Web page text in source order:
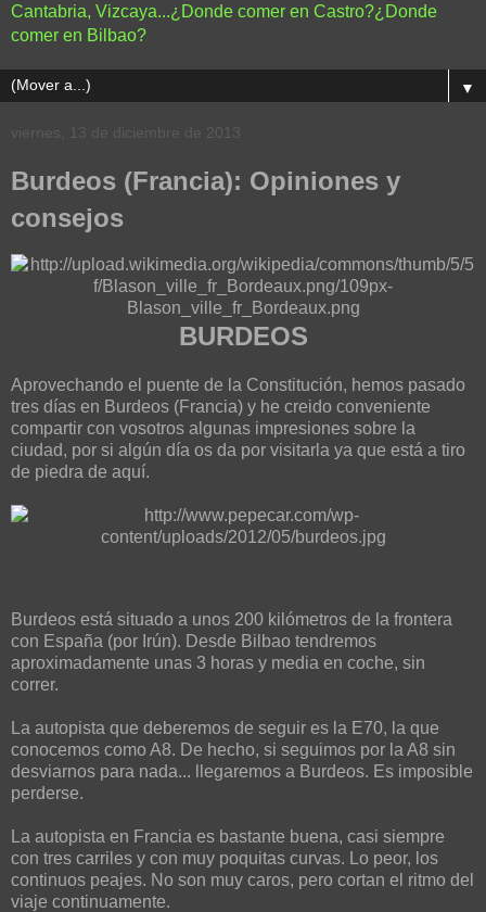
Cantabria, Vizcaya...¿Donde comer en Castro?¿Donde
comer en Bilbao?
▼
viernes, 13 de diciembre de 2013
Burdeos (Francia): Opiniones y
consejos
BURDEOS
Aprovechando el puente de la Constitución, hemos pasado
tres días en Burdeos (Francia) y he creido conveniente
compartir con vosotros algunas impresiones sobre la
ciudad, por si algún día os da por visitarla ya que está a tiro
de piedra de aquí.
Burdeos está situado a unos 200 kilómetros de la frontera
con España (por Irún). Desde Bilbao tendremos
aproximadamente unas 3 horas y media en coche, sin
correr.
La autopista que deberemos de seguir es la E70, la que
conocemos como A8. De hecho, si seguimos por la A8 sin
desviarnos para nada... llegaremos a Burdeos. Es imposible
perderse.
La autopista en Francia es bastante buena, casi siempre
con tres carriles y con muy poquitas curvas. Lo peor, los
continuos peajes. No son muy caros, pero cortan el ritmo del
viaje continuamente.